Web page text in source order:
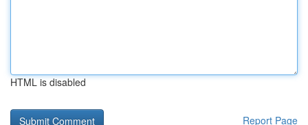
HTML is disabled
Report Page